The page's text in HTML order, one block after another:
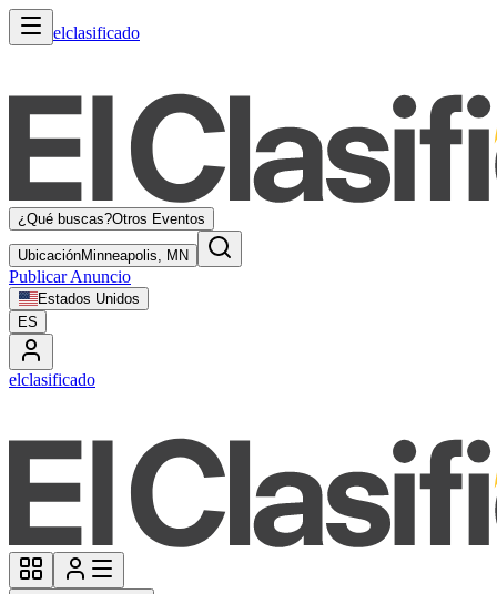
elclasificado
¿Qué buscas?Otros Eventos
UbicaciónMinneapolis, MN
Publicar Anuncio
Estados Unidos
ES
elclasificado